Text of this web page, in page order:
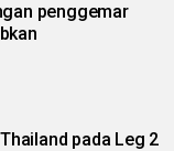
penggemar
pada Leg 2